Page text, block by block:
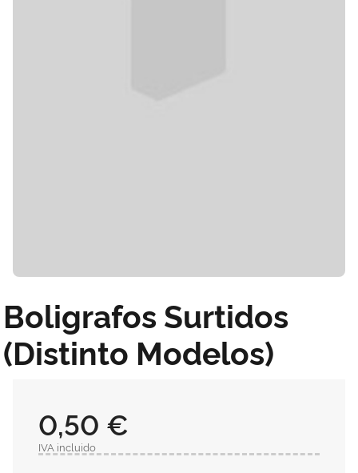
Boligrafos Surtidos
(Distinto Modelos)
0,50 €
IVA incluido